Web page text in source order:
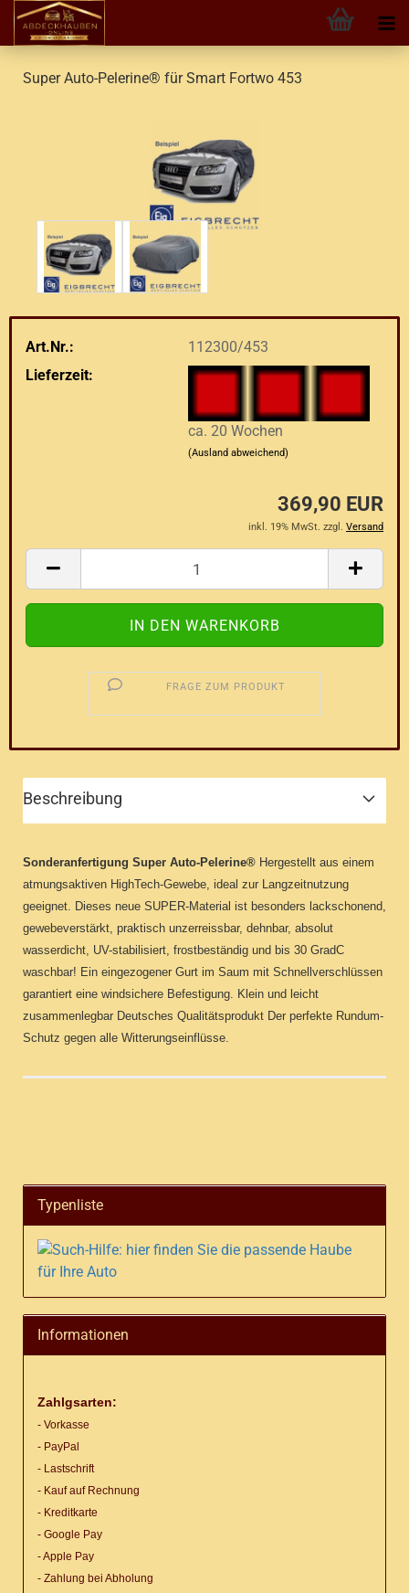
Super Auto-Pelerine® für Smart Fortwo 453
Art.Nr.:
112300/453
Lieferzeit:
ca. 20 Wochen
(Ausland abweichend)
369,90 EUR
inkl. 19% MwSt. zzgl. Versand
FRAGE ZUM PRODUKT
Beschreibung
Sonderanfertigung Super Auto-Pelerine® Hergestellt aus einem
atmungsaktiven HighTech-Gewebe, ideal zur Langzeitnutzung
geeignet. Dieses neue SUPER-Material ist besonders lackschonend,
gewebeverstärkt, praktisch unzerreissbar, dehnbar, absolut
wasserdicht, UV-stabilisiert, frostbeständig und bis 30 GradC
waschbar! Ein eingezogener Gurt im Saum mit Schnellverschlüssen
garantiert eine windsichere Befestigung. Klein und leicht
zusammenlegbar Deutsches Qualitätsprodukt Der perfekte Rundum-
Schutz gegen alle Witterungseinflüsse.
Typenliste
Informationen
Zahlgsarten:
- Vorkasse
- PayPal
- Lastschrift
- Kauf auf Rechnung
- Kreditkarte
- Google Pay
- Apple Pay
- Zahlung bei Abholung